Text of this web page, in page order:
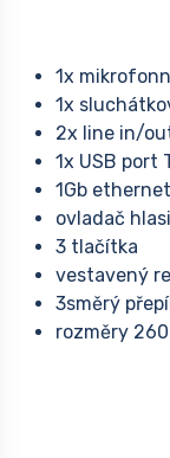
1x
1x
2x line in/
1x USB port
1Gb
ovladač
3 tlačítka
vestavený
3směrý
rozměry